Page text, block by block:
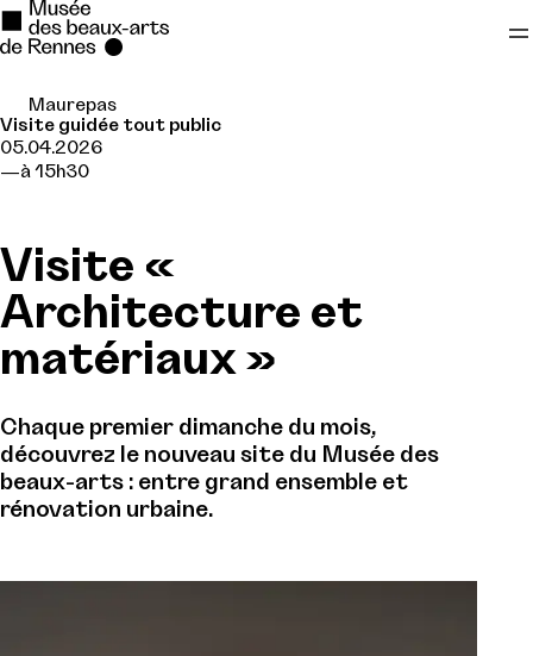
Se rendre au
Contenu principal
Maurepas
Visite guidée tout public
05.04.2026
à 15h30
Visite «
Architecture et
matériaux »
Chaque premier dimanche du mois,
découvrez le nouveau site du Musée des
beaux-arts : entre grand ensemble et
rénovation urbaine.